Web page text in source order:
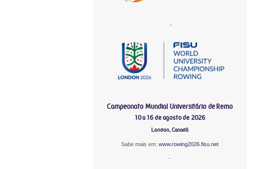
-
Campeonato Mundial Universitário de Remo
10 a 16 de agosto de 2026
London, Canadá
Sabe mais em: www.rowing2026.fisu.net
-